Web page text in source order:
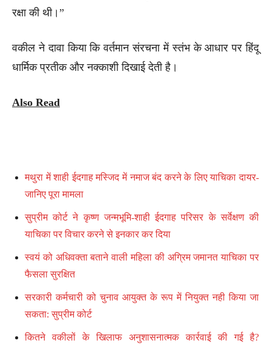
रक्षा की थी।”
वकील ने दावा किया कि वर्तमान संरचना में स्तंभ के आधार पर हिंदू
धार्मिक प्रतीक और नक्काशी दिखाई देती है।
Also Read
मथुरा में शाही ईदगाह मस्जिद में नमाज बंद करने के लिए याचिका दायर-
जानिए पूरा मामला
सुप्रीम कोर्ट ने कृष्ण जन्मभूमि-शाही ईदगाह परिसर के सर्वेक्षण की
याचिका पर विचार करने से इनकार कर दिया
स्वयं को अधिवक्ता बताने वाली महिला की अग्रिम जमानत याचिका पर
फैसला सुरक्षित
सरकारी कर्मचारी को चुनाव आयुक्त के रूप में नियुक्त नही किया जा
सकता: सुप्रीम कोर्ट
कितने वकीलों के खिलाफ अनुशासनात्मक कार्रवाई की गई है?